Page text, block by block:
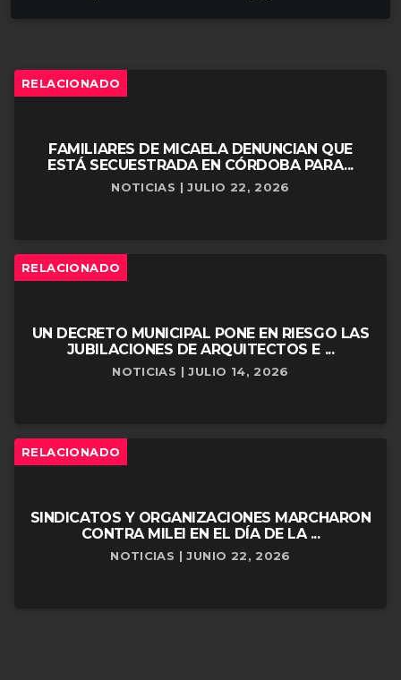
RELACIONADO
FAMILIARES DE MICAELA DENUNCIAN QUE
ESTÁ SECUESTRADA EN CÓRDOBA PARA...
NOTICIAS | JULIO 22, 2026
RELACIONADO
UN DECRETO MUNICIPAL PONE EN RIESGO LAS
JUBILACIONES DE ARQUITECTOS E ...
NOTICIAS | JULIO 14, 2026
RELACIONADO
SINDICATOS Y ORGANIZACIONES MARCHARON
CONTRA MILEI EN EL DÍA DE LA ...
NOTICIAS | JUNIO 22, 2026